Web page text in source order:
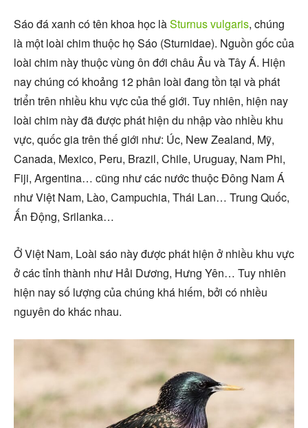
Sáo đá xanh có tên khoa học làSturnus vulgaris, chúng
là một loài chim thuộc họ Sáo (Sturnidae). Nguồn gốc của
loài chim này thuộc vùng ôn đới châu Âu và Tây Á. Hiện
nay chúng có khoảng 12 phân loài đang tồn tại và phát
triển trên nhiều khu vực của thế giới. Tuy nhiên, hiện nay
loài chim này đã được phát hiện du nhập vào nhiều khu
vực, quốc gia trên thế giới như: Úc, New Zealand, Mỹ,
Canada, Mexico, Peru, Brazil, Chile, Uruguay, Nam Phi,
Fiji, Argentina… cũng như các nước thuộc Đông Nam Á
như Việt Nam, Lào, Campuchia, Thái Lan… Trung Quốc,
Ấn Động, Srilanka…
Ở Việt Nam, Loài sáo này được phát hiện ở nhiều khu vực
ở các tỉnh thành như Hải Dương, Hưng Yên… Tuy nhiên
hiện nay số lượng của chúng khá hiếm, bởi có nhiều
nguyên do khác nhau.